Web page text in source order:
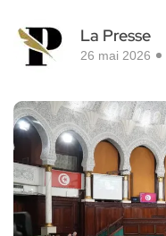
La Presse
26 mai 2026